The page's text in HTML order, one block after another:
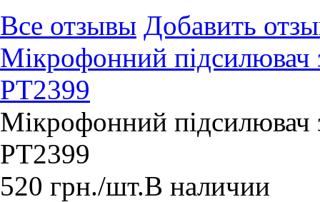
Все отзывы Добавить
Мікрофонний підсилювач
PT2399
Мікрофонний підсилювач
PT2399
520 грн./шт.В наличии